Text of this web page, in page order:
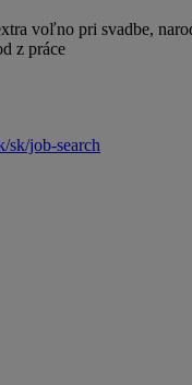
voľno pri svadbe,
z práce
sk/job-search